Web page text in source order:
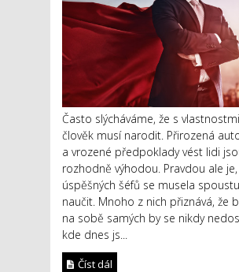
Často slýcháváme, že s
člověk musí narodit. Přirozená
a vrozené předpoklady vést lidi
rozhodně výhodou. Pravdou ale
úspěšných šéfů se musela
naučit. Mnoho z nich přiznává, že
na sobě samých by se nikdy
kde dnes js...
Číst dál